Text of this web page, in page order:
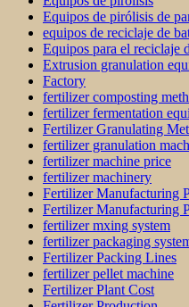
Equipos de pirólisis de
equipos de reciclaje de
Equipos para el reciclaje
Extrusion granulation
Factory
fertilizer composting
fertilizer fermentation
Fertilizer Granulating
fertilizer granulation
fertilizer machine price
fertilizer machinery
Fertilizer Manufacturing
Fertilizer Manufacturing
fertilizer mxing system
fertilizer packaging
Fertilizer Packing Lines
fertilizer pellet machine
Fertilizer Plant Cost